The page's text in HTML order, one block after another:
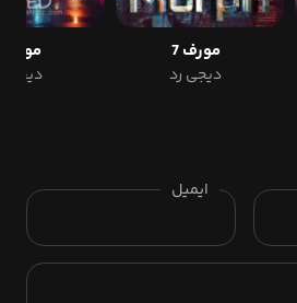
مورف 7
دیجی رد
مورف 6
دیجی
ایمیل